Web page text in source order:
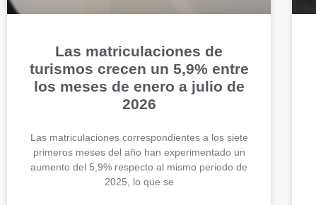
Las matriculaciones de
turismos crecen un 5,9% entre
los meses de enero a julio de
2026
Las matriculaciones correspondientes a los siete
primeros meses del año han experimentado un
aumento del 5,9% respecto al mismo periodo de
2025, lo que se